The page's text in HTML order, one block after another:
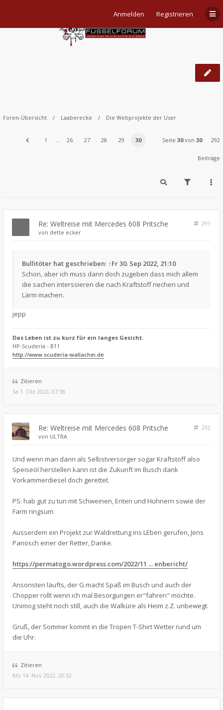
Anmelden Registrieren
Foren-Übersicht Laaberecke Die Webprojekte der User
1 … 26 27 28 29 30 Seite 30von 30 292
Beiträge
Re: Weltreise mit Mercedes 608 Pritsche
291
von dette ecker
Bullitöter hat geschrieben: ↑Fr 30. Sep 2022, 21:10
Schon, aber ich muss dann doch zugeben dass mich allem
die sachen interssieren die nach Kraftstoff riechen und
Lärm machen.
jepp
Das Leben ist zu kurz für ein langes Gesicht.
HP-Scuderia - B11
http://www.scuderia-wallachei.de
Zitieren
Sa 1. Okt 2022, 07:38
Re: Weltreise mit Mercedes 608 Pritsche
292
von ULTRA
Und wenn man dann als Selbstversorger sogar Kraftstoff also
Speiseöl herstellen kann ist die Zukunft im Busch dank
Vorkammerdiesel doch gerettet.
PS: hab gut zu tun mit Schweinen, Enten und Hühnern sowie der
Farm ringsum.
Ausserdem ein Projekt zur Waldrettung ins LEben gerufen, Jens
Panosch einer der Retter, Danke.
https://permatogo.wordpress.com/2022/11 ... enbericht/
Ansonsten läufts, der G macht Spaß im Busch und auch der
Chopper rollt wenn ich mal Besorgungen er"fahren" möchte.
Unimog steht noch still, auch die Walküre als Heim z.Z. unbewegt.
Gruß, der Sommer kommt in die Tropen T-Shirt Wetter rund um
die Uhr.
Zitieren
Mo 14. Nov 2022, 20:32